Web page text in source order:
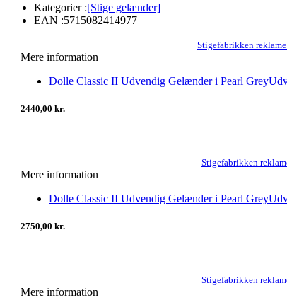
Kategorier :[Stige gelænder]
EAN :5715082414977
Stigefabrikken reklame
Mere information
Dolle Classic II Udvendig Gelænder i Pearl
2440,00 kr.
Stigefabrikken
Mere information
Dolle Classic II Udvendig Gelænder i Pearl
2750,00 kr.
Stigefabrikken
Mere information